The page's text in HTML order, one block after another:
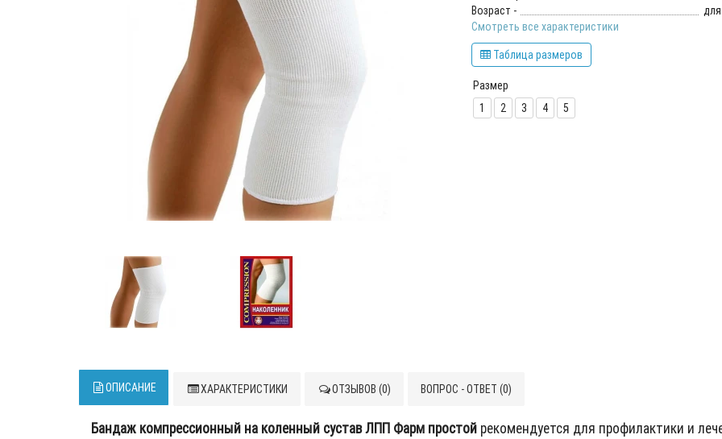
Возраст -
Смотреть все характеристики
Таблица размеров
Размер
1
2 3 4 5
ОПИСАНИЕ ХАРАКТЕРИСТИКИ ОТЗЫВОВ (0) ВОПРОС - ОТВЕТ (0)
Бандаж компрессионный на коленный сустав ЛПП Фарм простой рекомендуется для профилактики и